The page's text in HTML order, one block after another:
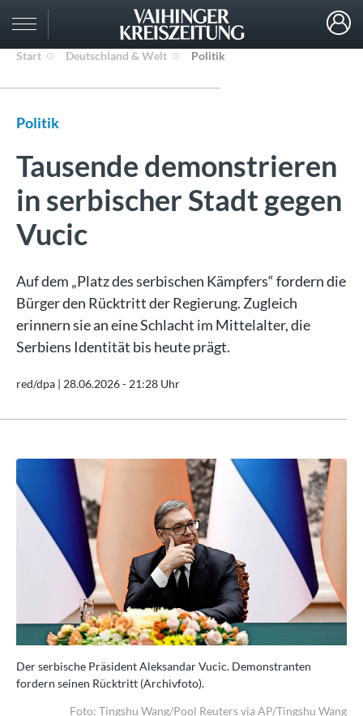
Start Deutschland & Welt Politik
Politik
Tausende demonstrieren
in serbischer Stadt gegen
Vucic
Auf dem „Platz des serbischen Kämpfers“ fordern die
Bürger den Rücktritt der Regierung. Zugleich
erinnern sie an eine Schlacht im Mittelalter, die
Serbiens Identität bis heute prägt.
red/dpa | 28.06.2026 - 21:28 Uhr
Der serbische Präsident Aleksandar Vucic. Demonstranten
fordern seinen Rücktritt (Archivfoto).
Foto: Tingshu Wang/Pool Reuters via AP/Tingshu Wang